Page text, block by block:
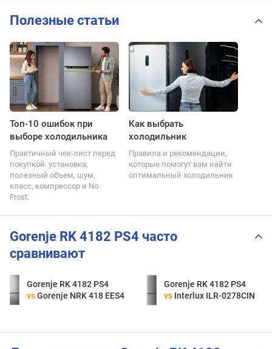
Полезные статьи
Топ-10 ошибок при
выборе холодильника
Практичный чек-лист перед
покупкой: установка,
полезный объем, шум,
класс, компрессор и No
Frost.
Как выбрать
холодильник
Правила и рекомендации,
которые помогут вам найти
оптимальный холодильник
Gorenje RK 4182 PS4 часто
сравнивают
Gorenje RK 4182 PS4
vs Gorenje NRK 418 EES4
Gorenje RK 4182 PS4
vs Interlux ILR-0278CIN